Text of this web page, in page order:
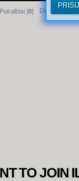
Pokalbiai [0] Dirhamai
TO JOIN